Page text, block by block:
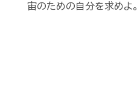
宙のための自分を求めよ。